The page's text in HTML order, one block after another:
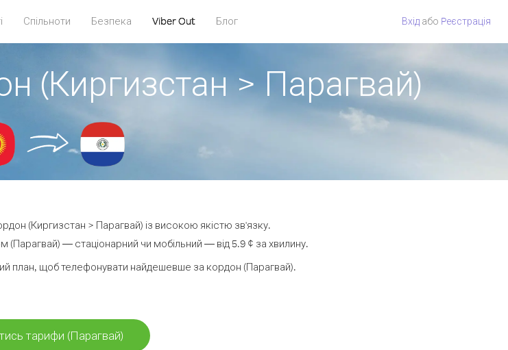
Спільноти Безпека Viber Out Блог Вхід або Pеєстрація
(Киргизстан > Парагвай)
(Киргизстан > Парагвай) із високою якістю зв'язку.
— стаціонарний чи мобільний — від 5.9 ¢ за хвилину.
план, щоб телефонувати найдешевше за кордон (Парагвай).
тарифи (Парагвай)